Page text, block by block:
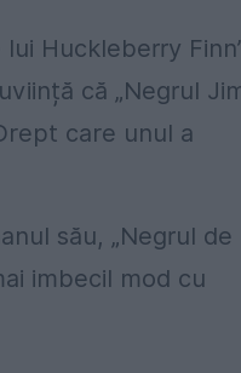
Huckleberry
că „Negrul
care unul a
său, „Negrul de
imbecil mod cu